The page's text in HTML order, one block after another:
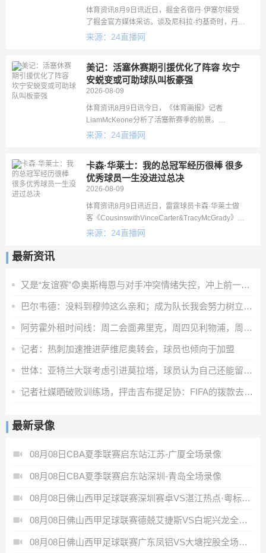
体育资讯8月9日讯近日，掘金名宿丹·伊塞尔接受
了掘金官方媒体采访。谈及尼科拉·约基奇时，丹·
伊塞尔表示：“我从未见过这样的球员。总有人问我
来源：24直播网
美记：活塞休赛期引援优化了阵容 坎宁
安蜕变或可助球队叫板豪强
2026-08-09
体育资讯8月9日讯今日，《体育画报》记者
LiamMcKeone分析了活塞新赛季的前景。
LiamMcKeone表示：“活塞队通过引进约翰·科林斯
来源：24直播网
卡森·华莱士：我的总冠军经历很棒 很多
优秀球员一生没进过总决
2026-08-09
体育资讯8月9日讯近日，雷霆球员卡森·华莱士做
客《CousinswithVinceCarter&TracyMcGrady》播
客节目谈到了自己获得总冠军的经历。卡森·华莱士
来源：24直播网
最新资讯
又是“友谊赛”😨奥斯梅恩与对手冲突情绪失控，冲上前一把推翻
巴尔韦德：没料到穆帅这么亲和；成为队长我会努力树立正向表率
阿劳霍外租时间线：周二会面弗里克，周四见利物浦，周五晚间敲定
记者：热刺加速推进萨维尼奥转会，球员也倾向于加盟
世体：亚特兰大联考虑引进莫拉塔，球员认为自己还能留在顶级联赛
记者社媒晒破败训练场，抨击吉布提足协：FIFA的拨款去哪里了？
最新录像
08月08日CBA夏季联赛启东站江苏-广厦全场录像
08月08日CBA夏季联赛启东站深圳-青岛全场录像
08月08日佛山西甲足球联赛深圳赛卓VS湛江热点·粤标售电全场录像
08月08日佛山西甲足球联赛德兢艾捷斯VS白坭兴龙全场录像
08月08日佛山西甲足球联赛广东凤铝VS大塘控股全场录像